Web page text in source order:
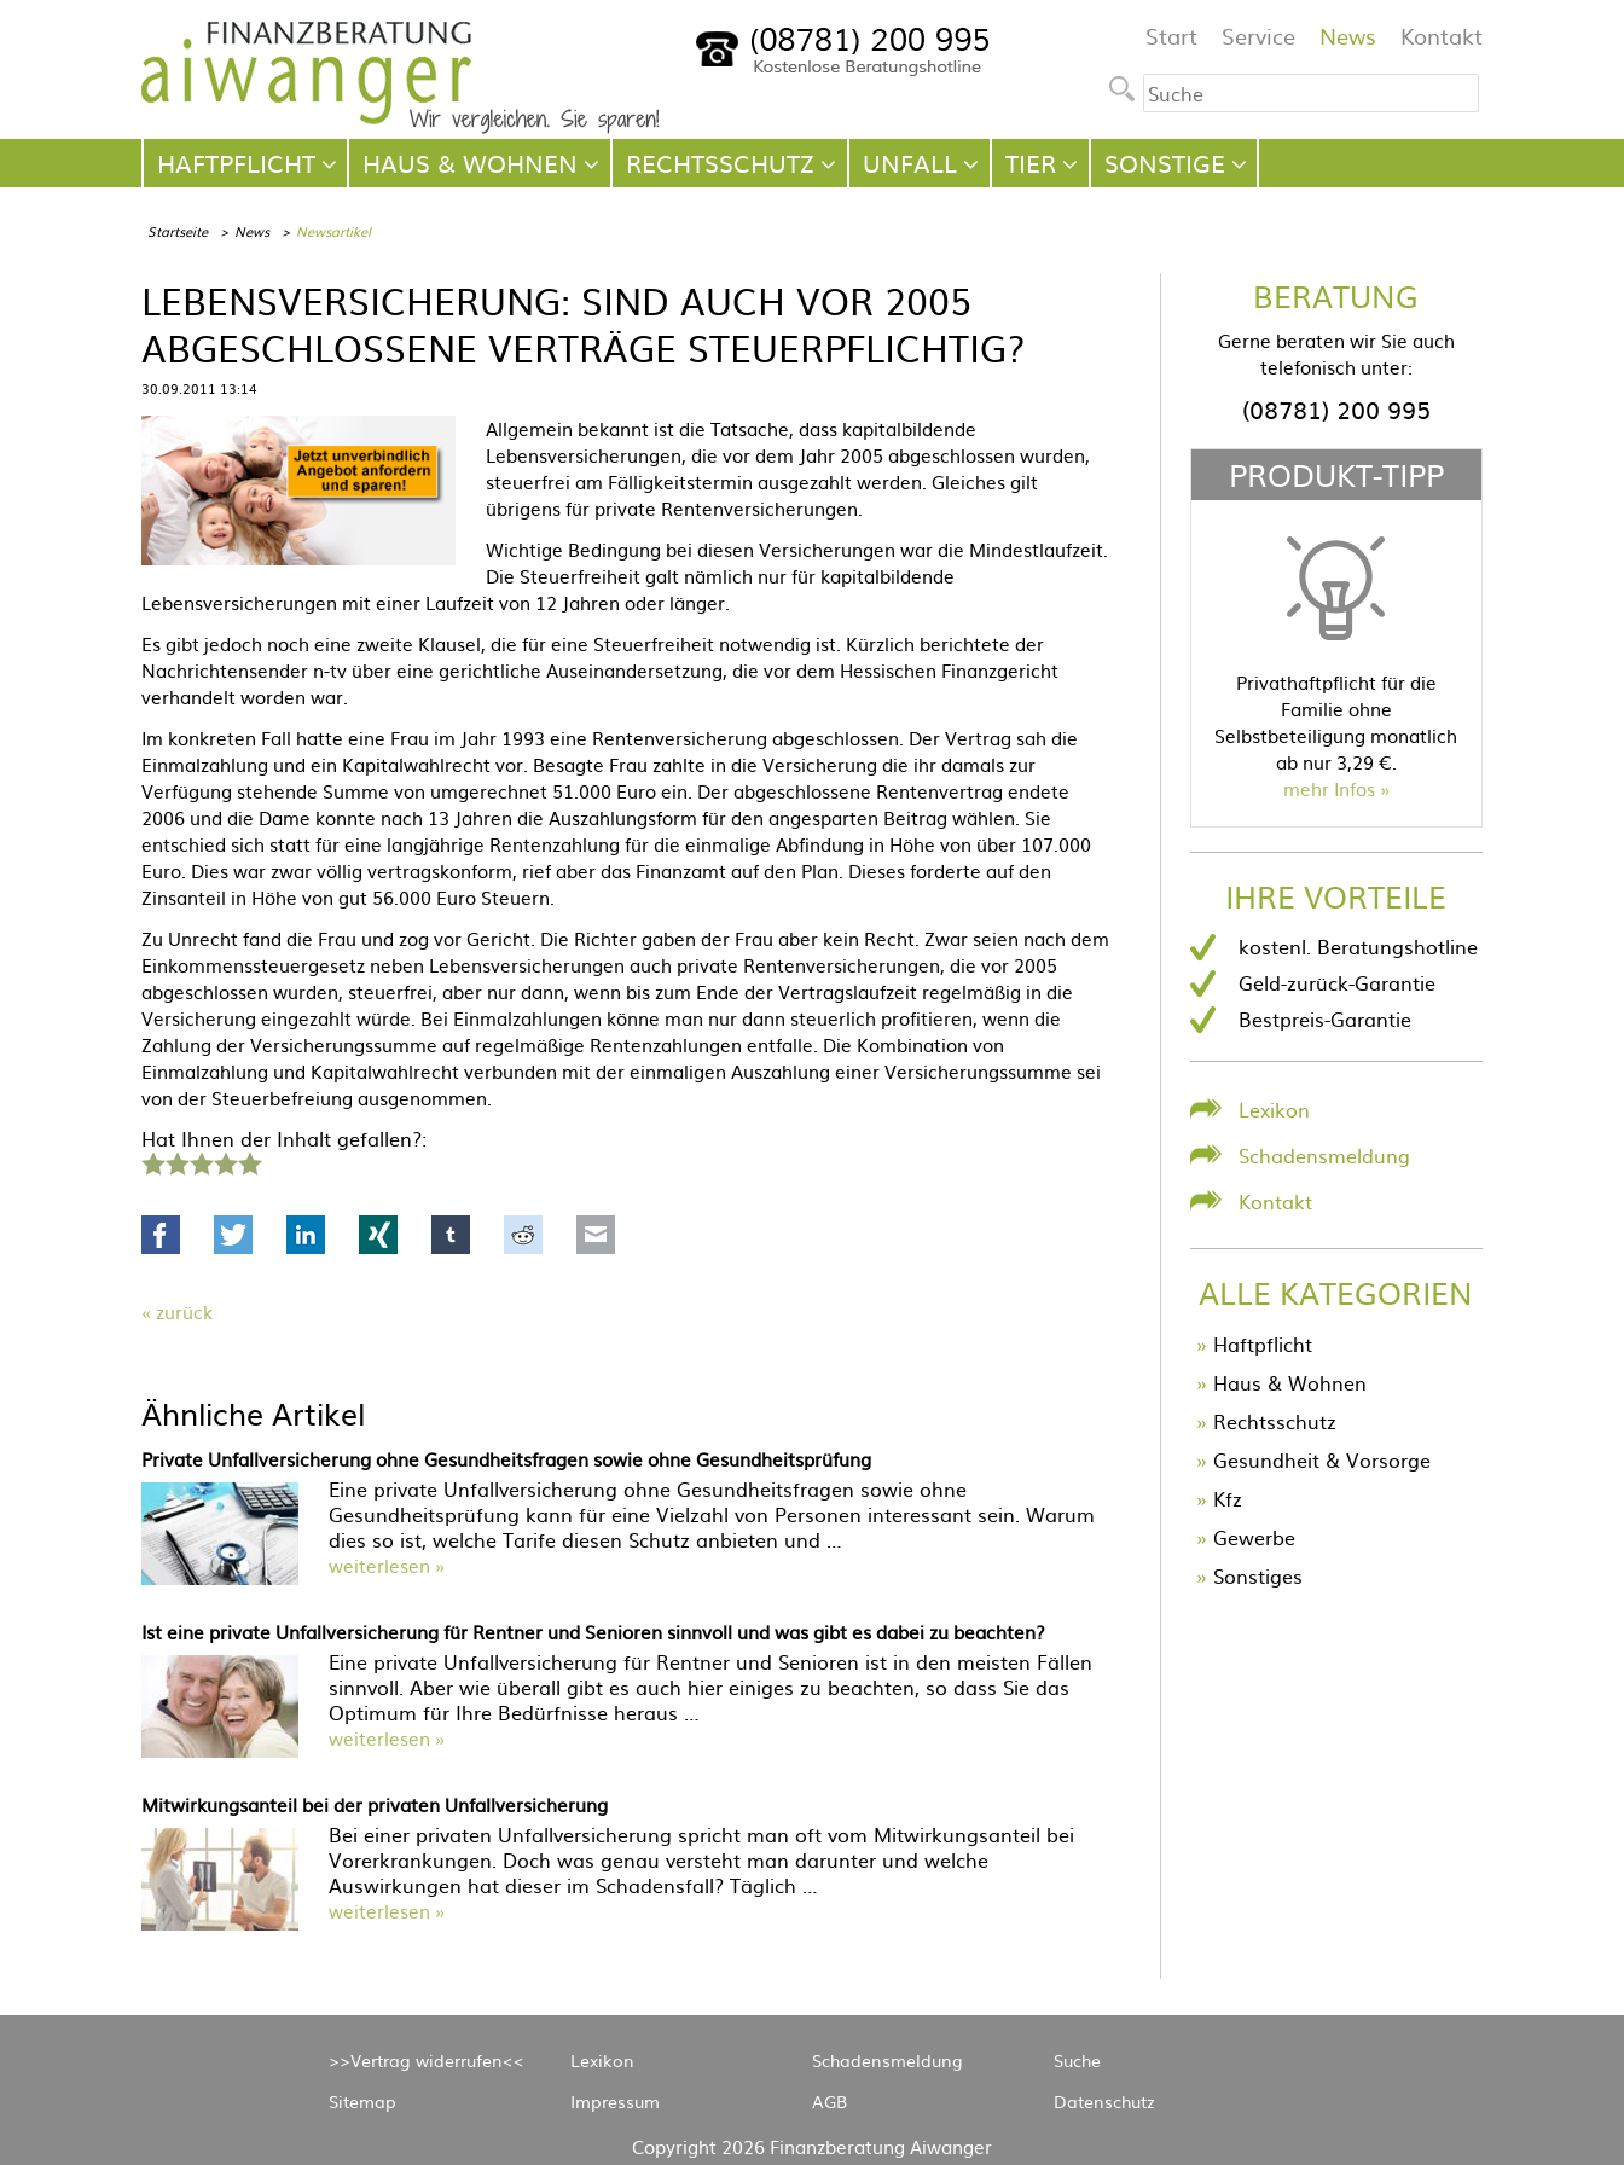
Navigation
Start Service News Kontakt
Navigation
überspringen
HAFTPFLICHT HAUS & WOHNEN RECHTSSCHUTZ UNFALL TIER SONSTIGE
Startseite News Newsartikel
LEBENSVERSICHERUNG: SIND AUCH VOR 2005
ABGESCHLOSSENE VERTRÄGE STEUERPFLICHTIG?
30.09.2011 13:14
Allgemein bekannt ist die Tatsache, dass kapitalbildende
Lebensversicherungen, die vor dem Jahr 2005 abgeschlossen wurden,
steuerfrei am Fälligkeitstermin ausgezahlt werden. Gleiches gilt
übrigens für private Rentenversicherungen.
Wichtige Bedingung bei diesen Versicherungen war die Mindestlaufzeit.
Die Steuerfreiheit galt nämlich nur für kapitalbildende
Lebensversicherungen mit einer Laufzeit von 12 Jahren oder länger.
Es gibt jedoch noch eine zweite Klausel, die für eine Steuerfreiheit notwendig ist. Kürzlich berichtete der
Nachrichtensender n-tv über eine gerichtliche Auseinandersetzung, die vor dem Hessischen Finanzgericht
verhandelt worden war.
Im konkreten Fall hatte eine Frau im Jahr 1993 eine Rentenversicherung abgeschlossen. Der Vertrag sah die
Einmalzahlung und ein Kapitalwahlrecht vor. Besagte Frau zahlte in die Versicherung die ihr damals zur
Verfügung stehende Summe von umgerechnet 51.000 Euro ein. Der abgeschlossene Rentenvertrag endete
2006 und die Dame konnte nach 13 Jahren die Auszahlungsform für den angesparten Beitrag wählen. Sie
entschied sich statt für eine langjährige Rentenzahlung für die einmalige Abfindung in Höhe von über 107.000
Euro. Dies war zwar völlig vertragskonform, rief aber das Finanzamt auf den Plan. Dieses forderte auf den
Zinsanteil in Höhe von gut 56.000 Euro Steuern.
Zu Unrecht fand die Frau und zog vor Gericht. Die Richter gaben der Frau aber kein Recht. Zwar seien nach dem
Einkommenssteuergesetz neben Lebensversicherungen auch private Rentenversicherungen, die vor 2005
abgeschlossen wurden, steuerfrei, aber nur dann, wenn bis zum Ende der Vertragslaufzeit regelmäßig in die
Versicherung eingezahlt würde. Bei Einmalzahlungen könne man nur dann steuerlich profitieren, wenn die
Zahlung der Versicherungssumme auf regelmäßige Rentenzahlungen entfalle. Die Kombination von
Einmalzahlung und Kapitalwahlrecht verbunden mit der einmaligen Auszahlung einer Versicherungssumme sei
von der Steuerbefreiung ausgenommen.
Hat Ihnen der Inhalt gefallen?:
Stern Sterne Sterne Sterne Sterne
Facebook Twitter LinkedIn tumblr Reddit
zurück
Ähnliche Artikel
Private Unfallversicherung ohne Gesundheitsfragen sowie ohne Gesundheitsprüfung
Eine private Unfallversicherung ohne Gesundheitsfragen sowie ohne
Gesundheitsprüfung kann für eine Vielzahl von Personen interessant sein. Warum
dies so ist, welche Tarife diesen Schutz anbieten und …
weiterlesen »
Ist eine private Unfallversicherung für Rentner und Senioren sinnvoll und was gibt es dabei zu beachten?
Eine private Unfallversicherung für Rentner und Senioren ist in den meisten Fällen
sinnvoll. Aber wie überall gibt es auch hier einiges zu beachten, so dass Sie das
Optimum für Ihre Bedürfnisse heraus …
weiterlesen »
Mitwirkungsanteil bei der privaten Unfallversicherung
Bei einer privaten Unfallversicherung spricht man oft vom Mitwirkungsanteil bei
Vorerkrankungen. Doch was genau versteht man darunter und welche
Auswirkungen hat dieser im Schadensfall? Täglich …
weiterlesen »
BERATUNG
Gerne beraten wir Sie auch
telefonisch unter:
(08781) 200 995
PRODUKT-TIPP
Privathaftpflicht für die
Familie ohne
Selbstbeteiligung monatlich
ab nur 3,29 €.
mehr Infos
IHRE VORTEILE
kostenl. Beratungshotline
Geld-zurück-Garantie
Bestpreis-Garantie
Lexikon
Schadensmeldung
Kontakt
ALLE KATEGORIEN
Navigation
überspringen
Haftpflicht
Haus & Wohnen
Rechtsschutz
Gesundheit & Vorsorge
Kfz
Gewerbe
Sonstiges
Navigation
überspringen
>>Vertrag widerrufen<< Lexikon Schadensmeldung
Suche
Sitemap
Impressum AGB Datenschutz
Copyright 2026 Finanzberatung Aiwanger